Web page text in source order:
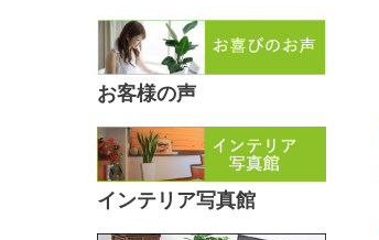
お客様の声
インテリア写真館